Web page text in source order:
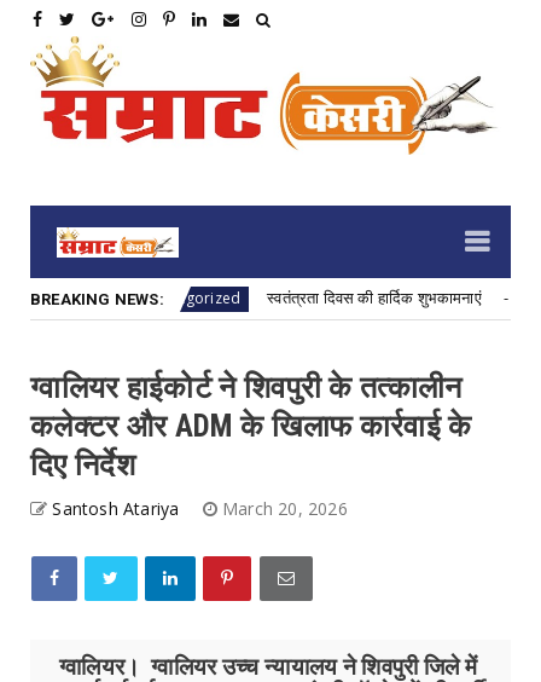
BREAKING NEWS:
Uncategorized स्वतंत्रता दिवस की हार्दिक शुभकामनाएं
ग्वालियर हाईकोर्ट ने शिवपुरी के तत्कालीन
कलेक्टर और ADM के खिलाफ कार्रवाई के
दिए निर्देश
Santosh Atariya March 20, 2026
ग्वालियर। ग्वालियर उच्च न्यायालय ने शिवपुरी जिले में